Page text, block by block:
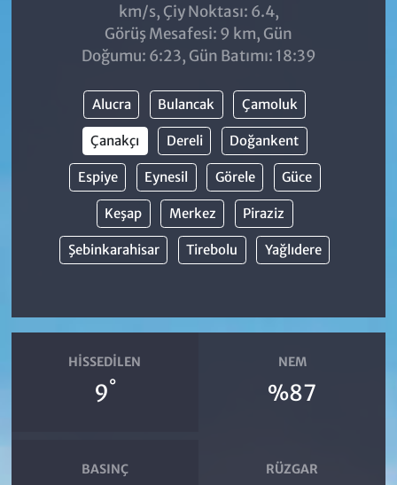
km/s, Çiy Noktası: 6.4,
Görüş Mesafesi: 9 km, Gün
Doğumu: 6:23, Gün Batımı: 18:39
Alucra Bulancak Çamoluk
Çanakçı Dereli Doğankent
Espiye Eynesil Görele Güce
Keşap Merkez Piraziz
Şebinkarahisar Tirebolu Yağlıdere
HISSEDILEN
9°
NEM
%87
BASINÇ RÜZGAR